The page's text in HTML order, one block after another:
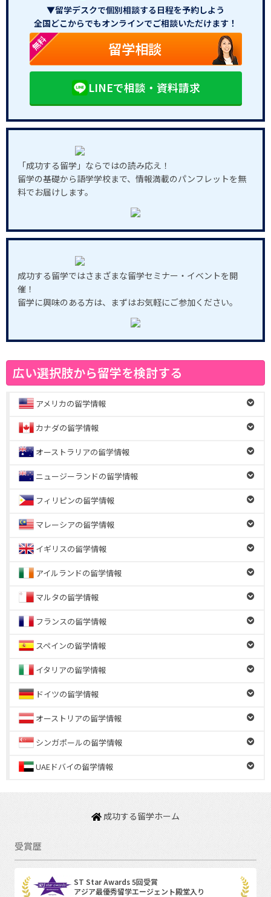
▼留学デスクで個別相談する日程を予約しよう
全国どこからでもオンラインでご相談いただけます！
無料 留学相談
LINEで相談・資料請求
「成功する留学」ならではの読み応え！
留学の基礎から語学学校まで、情報満載のパンフレットを無
料でお届けします。
成功する留学ではさまざまな留学セミナー・イベントを開
催！
留学に興味のある方は、まずはお気軽にご参加ください。
広い選択肢から留学を検討する
アメリカの留学情報
カナダの留学情報
オーストラリアの留学情報
ニュージーランドの留学情報
フィリピンの留学情報
マレーシアの留学情報
イギリスの留学情報
アイルランドの留学情報
マルタの留学情報
フランスの留学情報
スペインの留学情報
イタリアの留学情報
ドイツの留学情報
オーストリアの留学情報
シンガポールの留学情報
UAEドバイの留学情報
成功する留学ホーム
受賞歴
ST Star Awards 5回受賞
アジア最優秀留学エージェント殿堂入り